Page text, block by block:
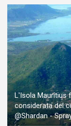
L'Isola Mauritius
considerata del
@Shardan -